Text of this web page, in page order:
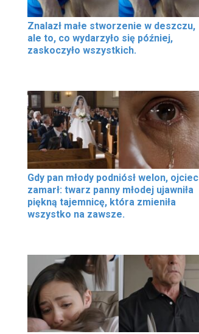
Znalazł małe stworzenie w deszczu,
ale to, co wydarzyło się później,
zaskoczyło wszystkich.
Gdy pan młody podniósł welon, ojciec
zamarł: twarz panny młodej ujawniła
piękną tajemnicę, która zmieniła
wszystko na zawsze.